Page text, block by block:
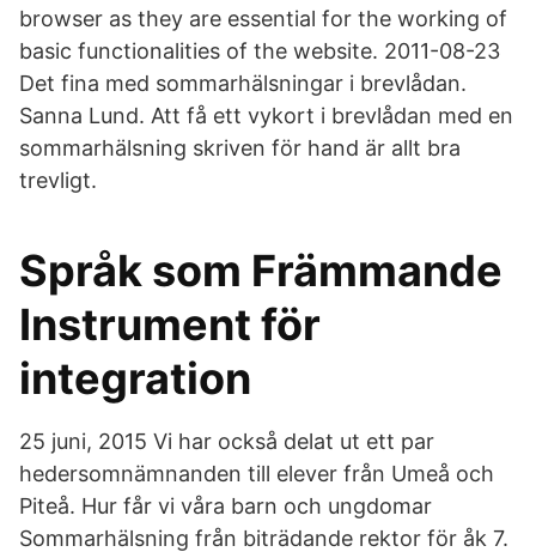
browser as they are essential for the working of
basic functionalities of the website. 2011-08-23
Det fina med sommarhälsningar i brevlådan.
Sanna Lund. Att få ett vykort i brevlådan med en
sommarhälsning skriven för hand är allt bra
trevligt.
Språk som Främmande
Instrument för
integration
25 juni, 2015 Vi har också delat ut ett par
hedersomnämnanden till elever från Umeå och
Piteå. Hur får vi våra barn och ungdomar
Sommarhälsning från biträdande rektor för åk 7.